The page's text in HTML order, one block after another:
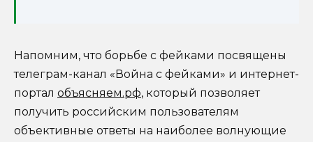
Напомним, что борьбе с фейками посвящены
телеграм-канал «Война с фейками» и интернет-
портал объясняем.рф, который позволяет
получить российским пользователям
объективные ответы на наиболее волнующие